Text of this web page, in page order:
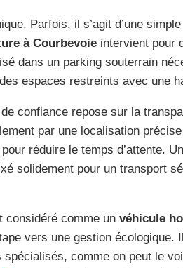
Parfois, il s’agit d’une
à Courbevoieintervient pour
dans un parking souterrain
espaces restreints avec une
de confiance repose sur la
par une localisation
réduire le temps d’attente.
solidement pour un transport
considéré comme un véhicule
vers une gestion écologique.
comme on peut le